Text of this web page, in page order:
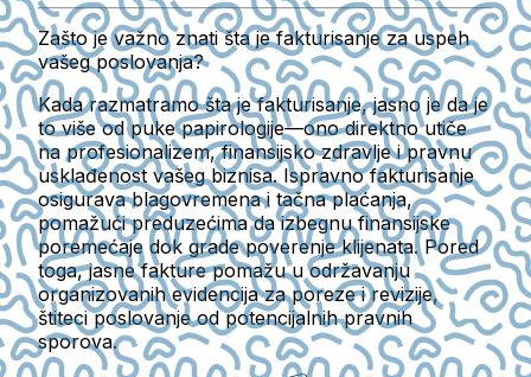
Zašto je važno znati šta je fakturisanje za uspeh
vašeg poslovanja?
Kada razmatramo šta je fakturisanje, jasno je da je
to više od puke papirologije—ono direktno utiče
na profesionalizem, finansijsko zdravlje i pravnu
usklađenost vašeg biznisa. Ispravno fakturisanje
osigurava blagovremena i tačna plaćanja,
pomažući preduzećima da izbegnu finansijske
poremećaje dok grade poverenje klijenata. Pored
toga, jasne fakture pomažu u održavanju
organizovanih evidencija za poreze i revizije,
štiteci poslovanje od potencijalnih pravnih
sporova.